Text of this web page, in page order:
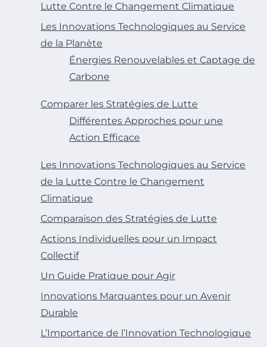
Lutte Contre le Changement Climatique
Les Innovations Technologiques au Service
de la Planète
Énergies Renouvelables et Captage de
Carbone
Comparer les Stratégies de Lutte
Différentes Approches pour une
Action Efficace
Les Innovations Technologiques au Service
de la Lutte Contre le Changement
Climatique
Comparaison des Stratégies de Lutte
Actions Individuelles pour un Impact
Collectif
Un Guide Pratique pour Agir
Innovations Marquantes pour un Avenir
Durable
L’Importance de l’Innovation Technologique